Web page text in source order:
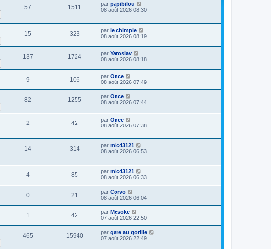
57 1511 par papibilou
08 août 2026 08:30
15 323 par le chimple
08 août 2026 08:19
137 1724 par Yaroslav
08 août 2026 08:18
9 106 par Once
08 août 2026 07:49
82 1255 par Once
08 août 2026 07:44
2 42 par Once
08 août 2026 07:38
14 314 par mic43121
08 août 2026 06:53
4 85 par mic43121
08 août 2026 06:33
0 21 par Corvo
08 août 2026 06:04
1 42 par Mesoke
07 août 2026 22:50
465 15940 par gare au gorille
07 août 2026 22:49